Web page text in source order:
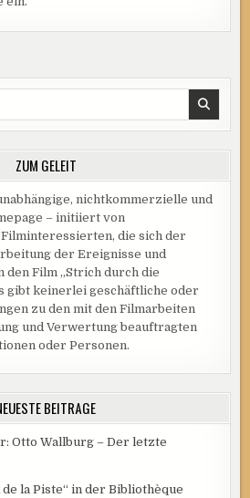
ZUM GELEIT
nichtkommerzielle und
– initiiert von
die sich der
der Ereignisse und
den Film „Strich durch die
gibt keinerlei geschäftliche oder
zu den mit den Filmarbeiten
und Verwertung beauftragten
oder Personen.
BEITRÄGE
Otto Wallburg – Der letzte
la Piste“ in der Bibliothèque